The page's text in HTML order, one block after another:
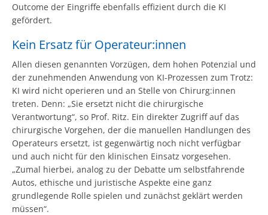
Outcome der Eingriffe ebenfalls effizient durch die KI
gefördert.
Kein Ersatz für Operateur:innen
Allen diesen genannten Vorzügen, dem hohen Potenzial und
der zunehmenden Anwendung von KI-Prozessen zum Trotz:
KI wird nicht operieren und an Stelle von Chirurg:innen
treten. Denn: „Sie ersetzt nicht die chirurgische
Verantwortung“, so Prof. Ritz. Ein direkter Zugriff auf das
chirurgische Vorgehen, der die manuellen Handlungen des
Operateurs ersetzt, ist gegenwärtig noch nicht verfügbar
und auch nicht für den klinischen Einsatz vorgesehen.
„Zumal hierbei, analog zu der Debatte um selbstfahrende
Autos, ethische und juristische Aspekte eine ganz
grundlegende Rolle spielen und zunächst geklärt werden
müssen“.